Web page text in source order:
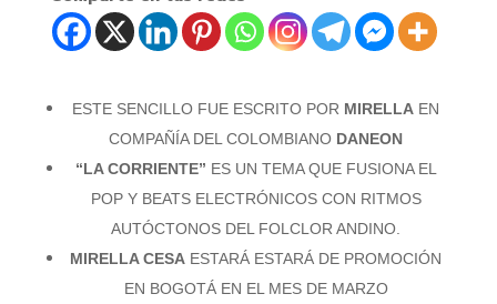
ESTE SENCILLO FUE ESCRITO POR MIRELLA EN
COMPAÑÍA DEL COLOMBIANO DANEON
“LA CORRIENTE” ES UN TEMA QUE FUSIONA EL
POP Y BEATS ELECTRÓNICOS CON RITMOS
AUTÓCTONOS DEL FOLCLOR ANDINO.
MIRELLA CESA ESTARÁ ESTARÁ DE PROMOCIÓN
EN BOGOTÁ EN EL MES DE MARZO